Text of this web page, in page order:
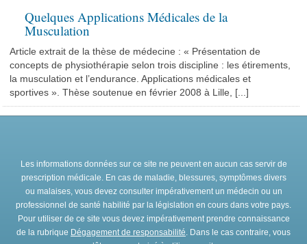
Quelques Applications Médicales de la
Musculation
Article extrait de la thèse de médecine : « Présentation de
concepts de physiothérapie selon trois discipline : les étirements,
la musculation et l’endurance. Applications médicales et
sportives ». Thèse soutenue en février 2008 à Lille, [...]
Les informations données sur ce site ne peuvent en aucun cas servir de
prescription médicale. En cas de maladie, blessures, symptômes divers
ou malaises, vous devez consulter impérativement un médecin ou un
professionnel de santé habilité par la législation en cours dans votre pays.
Pour utiliser de ce site vous devez impérativement prendre connaissance
de la rubrique Dégagement de responsabilité. Dans le cas contraire, vous